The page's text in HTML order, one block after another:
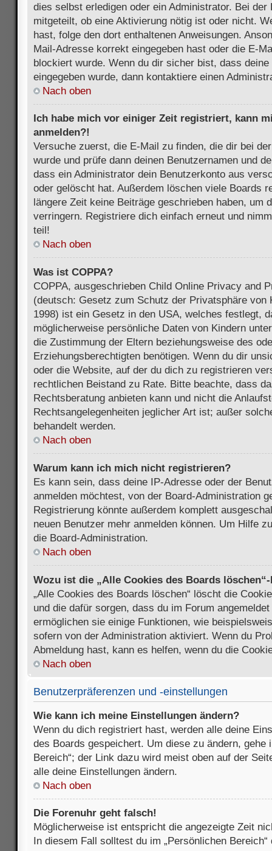
dies selbst erledigen oder ein Administrator. Bei der
mitgeteilt, ob eine Aktivierung nötig ist oder nicht.
hast, folge den dort enthaltenen Anweisungen.
Mail-Adresse korrekt eingegeben hast oder die E-
blockiert wurde. Wenn du dir sicher bist, dass
eingegeben wurde, dann kontaktiere einen
Nach oben
Ich habe mich vor einiger Zeit registriert, kann
anmelden?!
Versuche zuerst, die E-Mail zu finden, die dir bei
wurde und prüfe dann deinen Benutzernamen und
dass ein Administrator dein Benutzerkonto aus
oder gelöscht hat. Außerdem löschen viele Boards
längere Zeit keine Beiträge geschrieben haben, um
verringern. Registriere dich einfach erneut und
teil!
Nach oben
Was ist COPPA?
COPPA, ausgeschrieben Child Online Privacy and
(deutsch: Gesetz zum Schutz der Privatsphäre von
1998) ist ein Gesetz in den USA, welches festlegt,
möglicherweise persönliche Daten von Kindern
die Zustimmung der Eltern beziehungsweise des
Erziehungsberechtigten benötigen. Wenn du dir
oder die Website, auf der du dich zu registrieren
rechtlichen Beistand zu Rate. Bitte beachte, dass
Rechtsberatung anbieten kann und nicht die
Rechtsangelegenheiten jeglicher Art ist; außer
behandelt werden.
Nach oben
Warum kann ich mich nicht registrieren?
Es kann sein, dass deine IP-Adresse oder der
anmelden möchtest, von der Board-Administration
Registrierung könnte außerdem komplett
neuen Benutzer mehr anmelden können. Um Hilfe
die Board-Administration.
Nach oben
Wozu ist die „Alle Cookies des Boards
„Alle Cookies des Boards löschen“ löscht die
und die dafür sorgen, dass du im Forum
ermöglichen sie einige Funktionen, wie
sofern von der Administration aktiviert. Wenn du
Abmeldung hast, kann es helfen, wenn du die
Nach oben
Benutzerpräferenzen und -einstellungen
Wie kann ich meine Einstellungen ändern?
Wenn du dich registriert hast, werden alle deine
des Boards gespeichert. Um diese zu ändern, gehe
Bereich“; der Link dazu wird meist oben auf der
alle deine Einstellungen ändern.
Nach oben
Die Forenuhr geht falsch!
Möglicherweise ist entspricht die angezeigte Zeit
In diesem Fall solltest du im „Persönlichen